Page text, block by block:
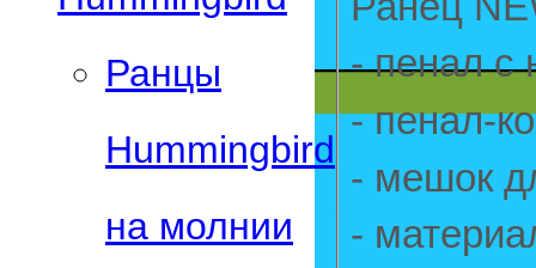
Ранцы
Hummingbird
на молнии
- пенал с
- пенал-
- мешок
-